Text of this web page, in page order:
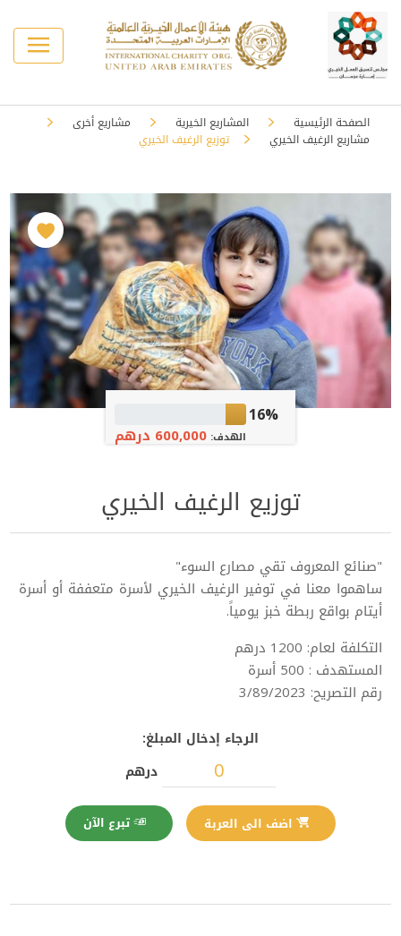
الصفحة الرئيسية المشاريع الخيرية
مشاريع أخرى
مشاريع الرغيف الخيري
توزيع الرغيف الخيري
16%
الهدف:600,000 درهم
توزيع الرغيف الخيري
"صنائع المعروف تقي مصارع السوء"
ساهموا معنا في توفير الرغيف الخيري لأسرة متعففة أو أسرة
أيتام بواقع ربطة خبز يومياً.
التكلفة لعام: 1200 درهم
المستهدف : 500 أسرة
رقم التصريح: 3/89/2023
الرجاء إدخال المبلغ:
درهم